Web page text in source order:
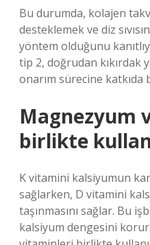
Bu durumda, kolajen
desteklemek ve diz
yöntem olduğunu
tip 2, doğrudan kıkırdak
onarım sürecine katkıda
Magnezyum
birlikte
K vitamini kalsiyumun
sağlarken, D vitamini
taşınmasını sağlar. Bu
kalsiyum dengesini